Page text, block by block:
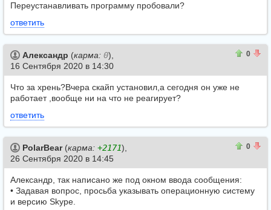
Переустанавливать программу пробовали?
ответить
0
Александр (карма: 0),
16 Сентября 2020 в 14:30
Что за хрень?Вчера скайп установил,а сегодня он уже не
работает ,вообще ни на что не реагирует?
ответить
0
PolarBear(карма: +2171),
26 Сентября 2020 в 14:45
Александр, так написано же под окном ввода сообщения:
• Задавая вопрос, просьба указывать операционную систему
и версию Skype.